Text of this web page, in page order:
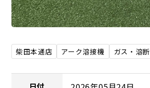
柴田本通店 アーク溶接機 ガス・溶断